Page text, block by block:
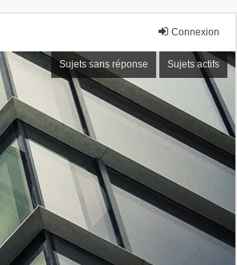
Connexion
Sujets sans réponse Sujets actifs